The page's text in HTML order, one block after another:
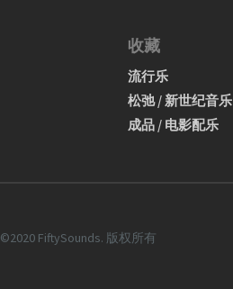
收藏
流行乐
松弛 / 新世纪音乐
成品 / 电影配乐
©2020 FiftySounds. 版权所有